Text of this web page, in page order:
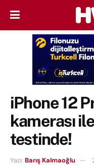
iPhone 12
kamerası
testinde!
Yazı: Barış Kalmaoğlu